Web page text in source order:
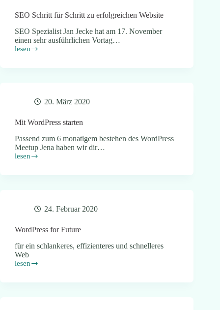
SEO Schritt für Schritt zu erfolgreichen Website
SEO Spezialist Jan Jecke hat am 17. November
einen sehr ausführlichen Vortag…
lesen
SEO
Website
20. März 2020
Mit WordPress starten
Passend zum 6 monatigem bestehen des WordPress
Meetup Jena haben wir dir…
lesen
Mit
24. Februar 2020
WordPress for Future
für ein schlankeres, effizienteres und schnelleres
Web
lesen
WordPress